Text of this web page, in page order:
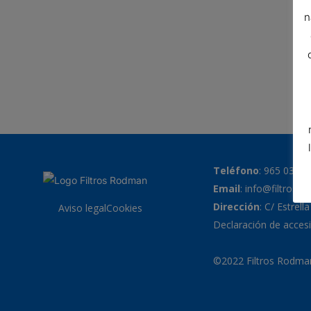
Aviso legalCookies
Teléfono: 965 038
Email:
Dirección: C/
Declaración de
©2022 Filtros